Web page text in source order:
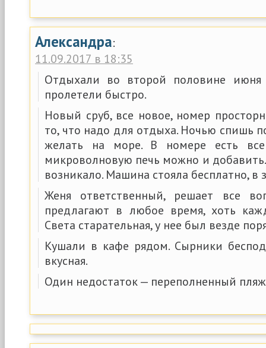
Александра:
11.09.2017 в 18:35
Отдыхали во второй половине
пролетели быстро.
Новый сруб, все новое, номер
то, что надо для отдыха. Ночью спишь
желать на море. В номере есть все
микроволновую печь можно и
возникало. Машина стояла бесплатно, в
Женя ответственный, решает все
предлагают в любое время, хоть
Света старательная, у нее был везде
Кушали в кафе рядом. Сырники
вкусная.
Один недостаток — переполненный